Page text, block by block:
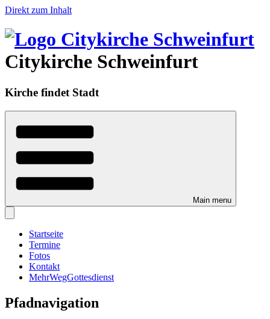
Direkt zum Inhalt
Citykirche Schweinfurt
Kirche findet Stadt
Main menu
Startseite
Termine
Fotos
Kontakt
MehrWegGottesdienst
Pfadnavigation